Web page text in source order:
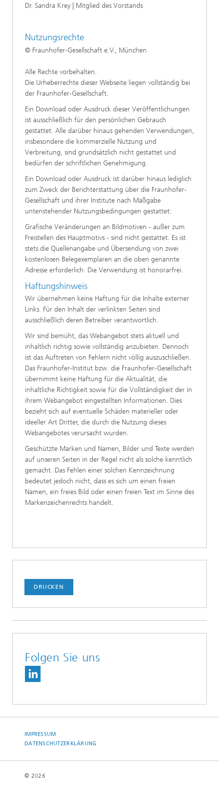
Dr. Sandra Krey | Mitglied des Vorstands
Nutzungsrechte
© Fraunhofer-Gesellschaft e.V., München
Alle Rechte vorbehalten.
Die Urheberrechte dieser Webseite liegen vollständig bei
der Fraunhofer-Gesellschaft.
Ein Download oder Ausdruck dieser Veröffentlichungen
ist ausschließlich für den persönlichen Gebrauch
gestattet. Alle darüber hinaus gehenden Verwendungen,
insbesondere die kommerzielle Nutzung und
Verbreitung, sind grundsätzlich nicht gestattet und
bedürfen der schriftlichen Genehmigung.
Ein Download oder Ausdruck ist darüber hinaus lediglich
zum Zweck der Berichterstattung über die Fraunhofer-
Gesellschaft und ihrer Institute nach Maßgabe
untenstehender Nutzungsbedingungen gestattet:
Grafische Veränderungen an Bildmotiven - außer zum
Freistellen des Hauptmotivs - sind nicht gestattet. Es ist
stets die Quellenangabe und Übersendung von zwei
kostenlosen Belegexemplaren an die oben genannte
Adresse erforderlich. Die Verwendung ist honorarfrei.
Haftungshinweis
Wir übernehmen keine Haftung für die Inhalte externer
Links. Für den Inhalt der verlinkten Seiten sind
ausschließlich deren Betreiber verantwortlich.
Wir sind bemüht, das Webangebot stets aktuell und
inhaltlich richtig sowie vollständig anzubieten. Dennoch
ist das Auftreten von Fehlern nicht völlig auszuschließen.
Das Fraunhofer-Institut bzw. die Fraunhofer-Gesellschaft
übernimmt keine Haftung für die Aktualität, die
inhaltliche Richtigkeit sowie für die Vollständigkeit der in
ihrem Webangebot eingestellten Informationen. Dies
bezieht sich auf eventuelle Schäden materieller oder
ideeller Art Dritter, die durch die Nutzung dieses
Webangebotes verursacht wurden.
Geschützte Marken und Namen, Bilder und Texte werden
auf unseren Seiten in der Regel nicht als solche kenntlich
gemacht. Das Fehlen einer solchen Kennzeichnung
bedeutet jedoch nicht, dass es sich um einen freien
Namen, ein freies Bild oder einen freien Text im Sinne des
Markenzeichenrechts handelt.
DRUCKEN
Folgen Sie uns
IMPRESSUM
DATENSCHUTZERKLÄRUNG
© 2026